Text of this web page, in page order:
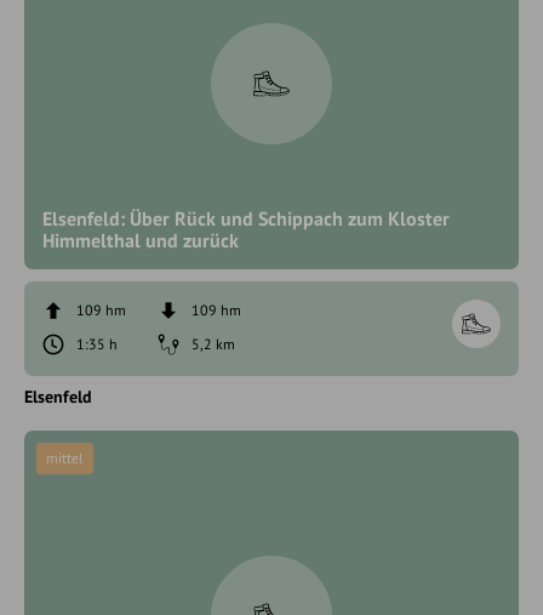
Elsenfeld: Über Rück und Schippach zum Kloster
Himmelthal und zurück
109 hm
109 hm
1:35 h
5,2 km
Elsenfeld
mittel